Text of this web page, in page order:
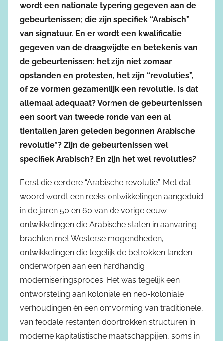
wordt een nationale typering gegeven aan de
gebeurtenissen; die zijn specifiek “Arabisch”
van signatuur. En er wordt een kwalificatie
gegeven van de draagwijdte en betekenis van
de gebeurtenissen: het zijn niet zomaar
opstanden en protesten, het zijn “revoluties”,
of ze vormen gezamenlijk een revolutie. Is dat
allemaal adequaat? Vormen de gebeurtenissen
een soort van tweede ronde van een al
tientallen jaren geleden begonnen Arabische
revolutie*? Zijn de gebeurtenissen wel
specifiek Arabisch? En zijn het wel revoluties?
Eerst die eerdere “Arabische revolutie”. Met dat
woord wordt een reeks ontwikkelingen aangeduid
in de jaren 50 en 60 van de vorige eeuw –
ontwikkelingen die Arabische staten in aanvaring
brachten met Westerse mogendheden,
ontwikkelingen die tegelijk de betrokken landen
onderworpen aan een hardhandig
moderniseringsproces. Het was tegelijk een
ontworsteling aan koloniale en neo-koloniale
verhoudingen én een omvorming van traditionele,
van feodale restanten doortrokken structuren in
moderne kapitalistische maatschappijen, soms in